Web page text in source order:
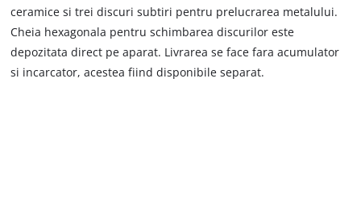
Powered byUsercentrics Consent
Management Platform
ceramice si trei discuri subtiri pentru prelucrarea metalului.
Cheia hexagonala pentru schimbarea discurilor este
depozitata direct pe aparat. Livrarea se face fara acumulator
si incarcator, acestea fiind disponibile separat.